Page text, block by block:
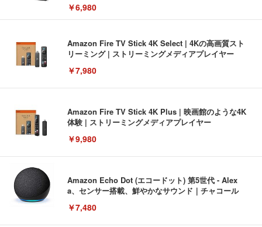
￥6,980
Amazon Fire TV Stick 4K Select | 4Kの高画質スト
リーミング | ストリーミングメディアプレイヤー
￥7,980
Amazon Fire TV Stick 4K Plus | 映画館のような4K
体験 | ストリーミングメディアプレイヤー
￥9,980
Amazon Echo Dot (エコードット) 第5世代 - Alex
a、センサー搭載、鮮やかなサウンド｜チャコール
￥7,480